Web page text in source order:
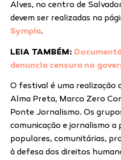
Alves, no centro de
devem ser realizadas na
Sympla.
LEIA TAMBÉM:
denuncia censura no
O festival é uma realização
Alma Preta, Marco Zero
Ponte Jornalismo. Os
comunicação e jornalismo a
populares, comunitárias,
à defesa dos direitos